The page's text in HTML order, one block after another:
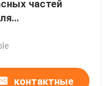
частей
стальная
60
контактные